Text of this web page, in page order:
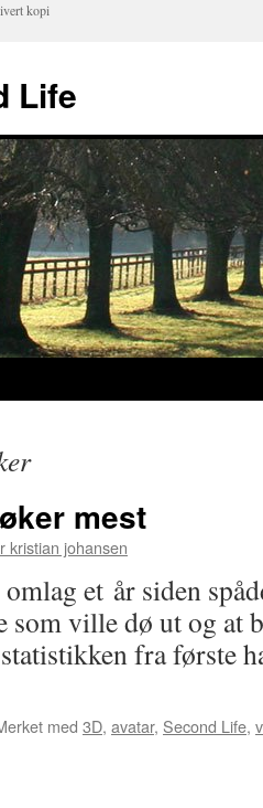
kopi
Life
mest
kristian johansen
et år siden
som ville dø ut og at
fra første
med 3D, avatar, Second Life,